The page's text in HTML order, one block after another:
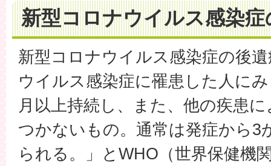
新型コロナウイルス感染
新型コロナウイルス感染症の後
ウイルス感染症に罹患した人に
月以上持続し、また、他の疾患
つかないもの。通常は発症から3
られる。」とWHO（世界保健機